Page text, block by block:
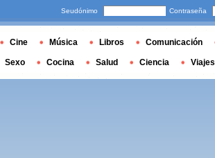
Seudónimo Contraseña
Cine Música Libros Comunicación
Sexo Cocina Salud Ciencia Viajes